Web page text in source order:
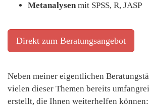
Metanalysenmit SPSS, R, JASP
Direkt zum Beratungsangebot
Neben meiner eigentlichen
vielen dieser Themen bereits
erstellt, die Ihnen weiterhelfen können: